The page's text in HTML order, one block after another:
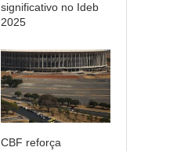
significativo no Ideb
2025
CBF reforça